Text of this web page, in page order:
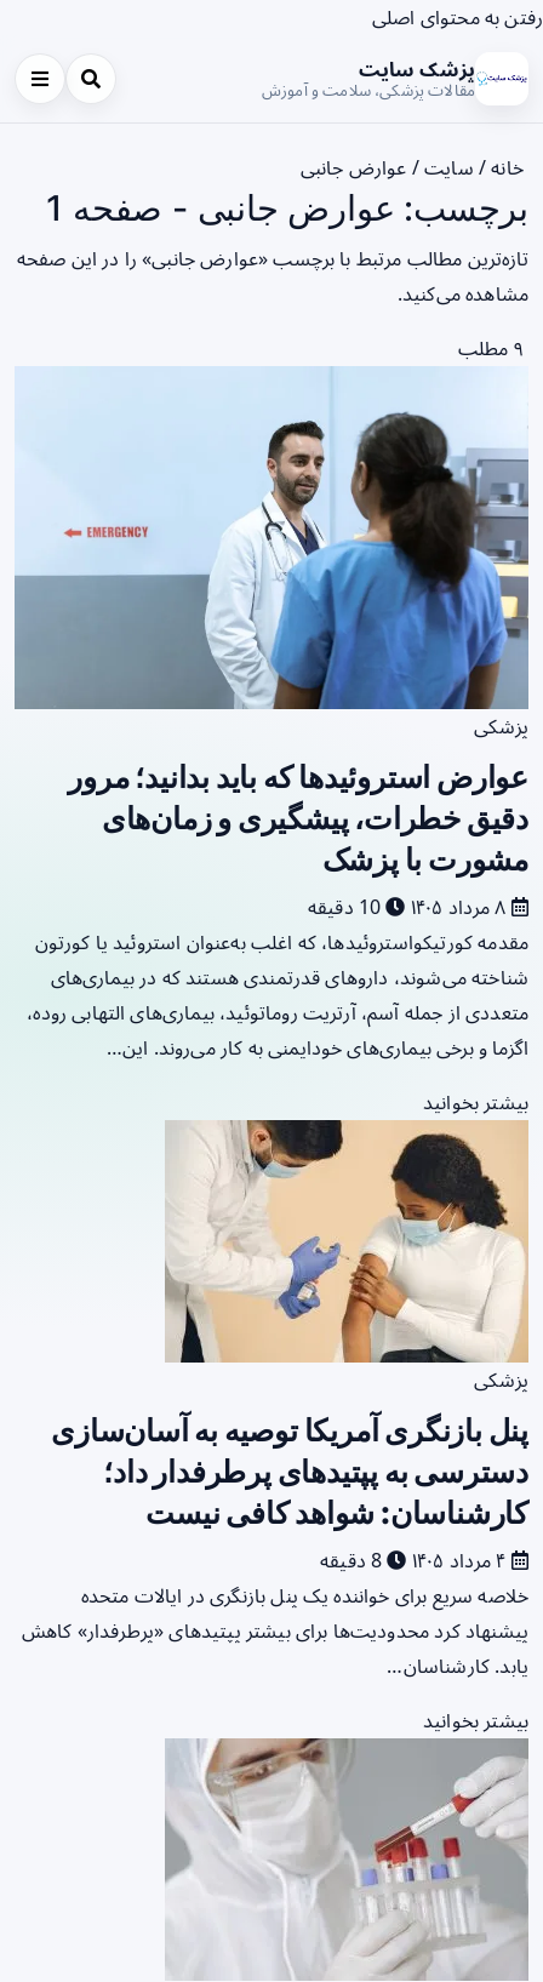
رفتن به محتوای اصلی
پزشک سایت
مقالات پزشکی، سلامت و آموزش
خانه/ سایت/ عوارض جانبی
برچسب: عوارض جانبی - صفحه 1
تازه‌ترین مطالب مرتبط با برچسب «عوارض جانبی» را در این صفحه
مشاهده می‌کنید.
۹ مطلب
پزشکی
عوارض استروئیدها که باید بدانید؛ مرور
دقیق خطرات، پیشگیری و زمان‌های
مشورت با پزشک
10 دقیقه
مقدمه کورتیکواستروئیدها، که اغلب به‌عنوان استروئید یا کورتون
شناخته می‌شوند، داروهای قدرتمندی هستند که در بیماری‌های
متعددی از جمله آسم، آرتریت روماتوئید، بیماری‌های التهابی روده،
اگزما و برخی بیماری‌های خودایمنی به کار می‌روند. این…
بیشتر بخوانید
پزشکی
پنل بازنگری آمریکا توصیه به آسان‌سازی
دسترسی به پپتیدهای پرطرفدار داد؛
کارشناسان: شواهد کافی نیست
8 دقیقه
خلاصه سریع برای خواننده یک پنل بازنگری در ایالات متحده
پیشنهاد کرد محدودیت‌ها برای بیشتر پپتیدهای «پرطرفدار» کاهش
یابد. کارشناسان…
بیشتر بخوانید